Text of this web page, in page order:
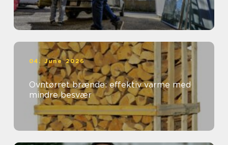
04. June 2026
Ovntørret brænde: effektiv varme med
mindre besvær